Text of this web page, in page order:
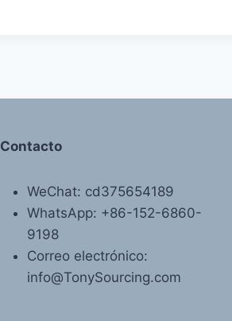
Contacto
WeChat: cd375654189
WhatsApp: +86-152-6860-
9198
Correo electrónico:
info@TonySourcing.com